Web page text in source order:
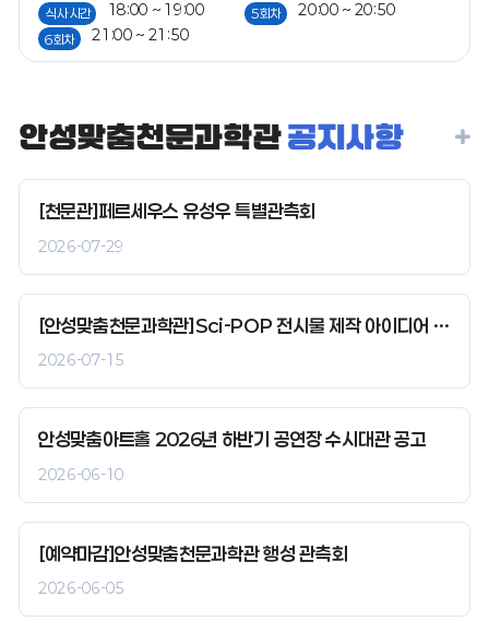
식사 시간 18:00 ~ 19:00 5회차 20:00 ~ 20:50
6회차 21:00 ~ 21:50
안성맞춤천문과학관공지사항
[천문관]페르세우스 유성우 특별관측회
2026-07-29
[안성맞춤천문과학관]Sci-POP 전시물 제작 아이디어 공모
2026-07-15
안성맞춤아트홀 2026년 하반기 공연장 수시대관 공고
2026-06-10
[예약마감]안성맞춤천문과학관 행성 관측회
2026-06-05